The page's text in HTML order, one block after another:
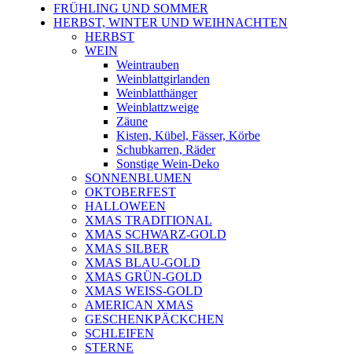
FRÜHLING UND SOMMER
HERBST, WINTER UND WEIHNACHTEN
HERBST
WEIN
Weintrauben
Weinblattgirlanden
Weinblatthänger
Weinblattzweige
Zäune
Kisten, Kübel, Fässer, Körbe
Schubkarren, Räder
Sonstige Wein-Deko
SONNENBLUMEN
OKTOBERFEST
HALLOWEEN
XMAS TRADITIONAL
XMAS SCHWARZ-GOLD
XMAS SILBER
XMAS BLAU-GOLD
XMAS GRÜN-GOLD
XMAS WEISS-GOLD
AMERICAN XMAS
GESCHENKPÄCKCHEN
SCHLEIFEN
STERNE